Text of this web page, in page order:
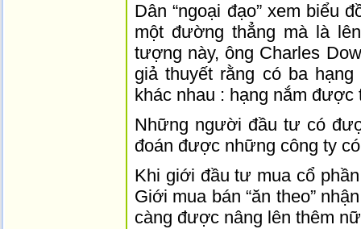
Dân “ngoại đạo” xem biểu
một đường thẳng mà là
tượng này, ông Charles
giả thuyết rằng có ba
khác nhau : hạng nắm được
Những người đầu tư có
đoán được những công ty
Khi giới đầu tư mua cổ
Giới mua bán “ăn theo”
càng được nâng lên thêm